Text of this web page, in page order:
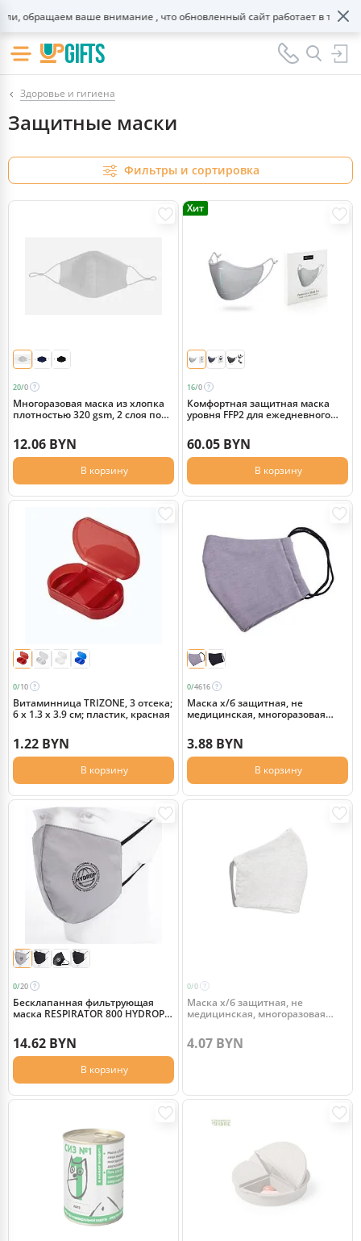
обращаем ваше внимание , что обновленный сайт работает в тестовом
Здоровье и гигиена
Защитные маски
Фильтры и сортировка
20/0
Многоразовая маска из хлопка
плотностью 320 gsm, 2 слоя по
12.06 BYN
В корзину
Хит
16/0
Комфортная защитная маска
уровня FFP2 для ежедневного
60.05 BYN
В корзину
0/10
Витаминница TRIZONE, 3 отсека;
6 x 1.3 x 3.9 см; пластик, красная
1.22 BYN
В корзину
0/4616
Маска х/б защитная, не
медицинская, многоразовая
3.88 BYN
В корзину
0/20
Бесклапанная фильтрующая
маска RESPIRATOR 800 HYDROP
пакете
14.62 BYN
В корзину
0/0
Маска х/б защитная, не
медицинская, многоразовая
4.07 BYN